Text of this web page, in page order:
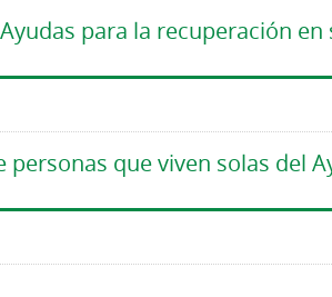
para la recuperación en
que viven solas del